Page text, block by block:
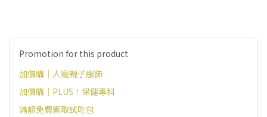
Promotion for this product
加價購｜人寵親子服飾
加價購｜PLUS！保健專科
滿額免費索取試吃包